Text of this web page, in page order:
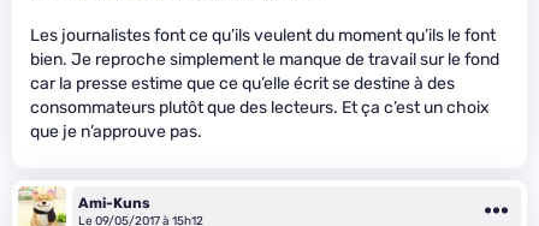
Les journalistes font ce qu’ils veulent du moment qu’ils le font
bien. Je reproche simplement le manque de travail sur le fond
car la presse estime que ce qu’elle écrit se destine à des
consommateurs plutôt que des lecteurs. Et ça c’est un choix
que je n’approuve pas.
Ami-Kuns
Le 09/05/2017 à 15h12